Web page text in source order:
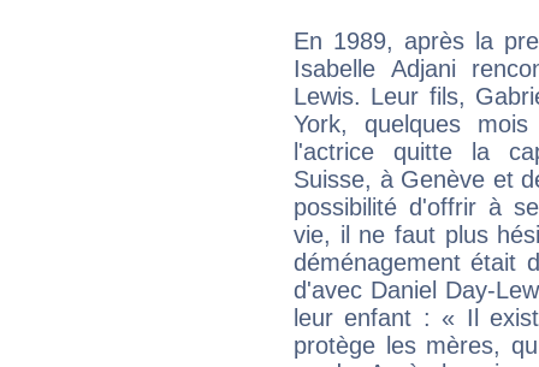
En 1989, après la
Isabelle Adjani
Lewis. Leur fils,
York, quelques
l'actrice quitte la
Suisse, à Genève et
possibilité d'offrir à
vie, il ne faut plus
déménagement était
d'avec Daniel Day-
leur enfant : « Il
protège les mères,